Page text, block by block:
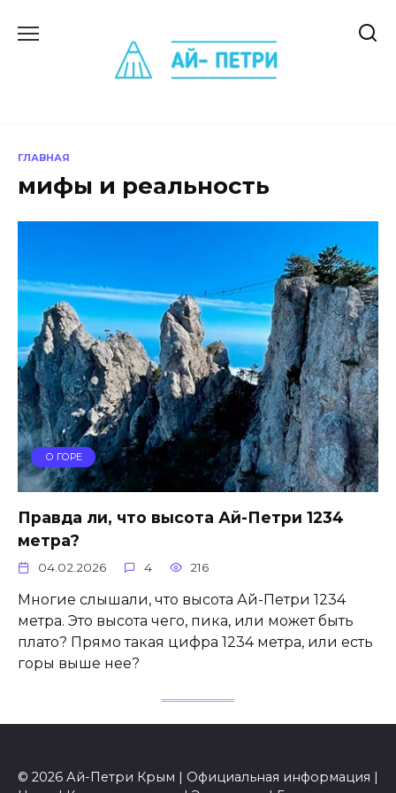
ГЛАВНАЯ
мифы и реальность
О ГОРЕ
Правда ли, что высота Ай-Петри 1234
метра?
04.02.2026 4 216
Многие слышали, что высота Ай-Петри 1234
метра. Это высота чего, пика, или может быть
плато? Прямо такая цифра 1234 метра, или есть
горы выше нее?
© 2026 Ай-Петри Крым | Официальная информация |